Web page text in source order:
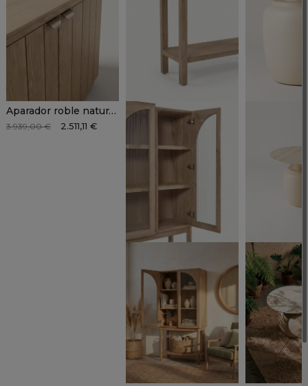
Aparador roble natural VETRA
3.939,00 € 2.511,11 €